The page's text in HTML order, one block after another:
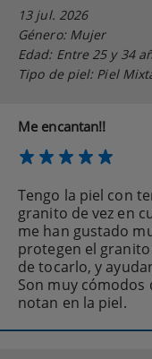
13 jul. 2026
Género: Mujer
Edad: Entre 25 y 34
Tipo de piel: Piel
Me encantan!!
Tengo la piel con
granito de vez en
me han gustado
protegen el
de tocarlo, y
Son muy cómodos
notan en la piel.